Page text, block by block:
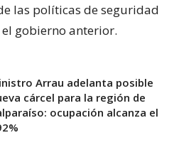
las políticas de seguridad
gobierno anterior.
Arrau adelanta posible
cárcel para la región de
ocupación alcanza el